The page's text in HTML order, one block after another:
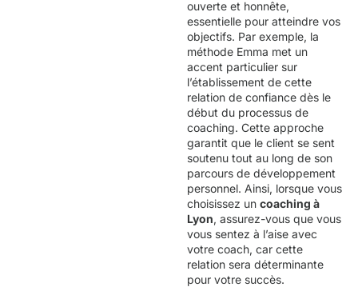
ouverte et honnête,
essentielle pour atteindre vos
objectifs. Par exemple, la
méthode Emma met un
accent particulier sur
l’établissement de cette
relation de confiance dès le
début du processus de
coaching. Cette approche
garantit que le client se sent
soutenu tout au long de son
parcours de développement
personnel. Ainsi, lorsque vous
choisissez un coaching à
Lyon, assurez-vous que vous
vous sentez à l’aise avec
votre coach, car cette
relation sera déterminante
pour votre succès.